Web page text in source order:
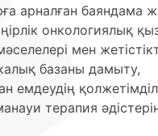
арналған баяндама
онкологиялық
мен
базаны дамыту,
емдеудің
терапия